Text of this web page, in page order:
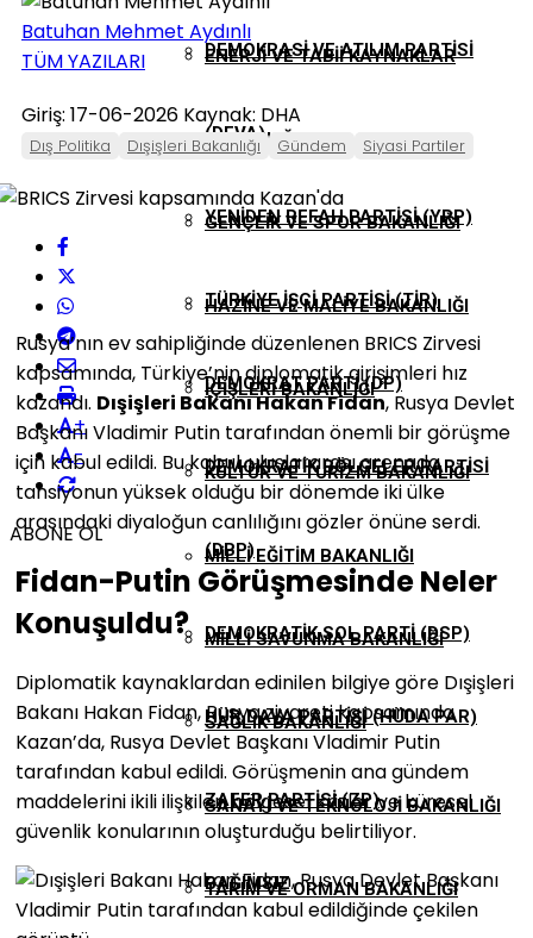
DEMOKRASI VE ATILIM PARTISI
(DEVA)
YENIDEN REFAH PARTISI (YRP)
TÜRKIYE İŞÇI PARTISI (TİP)
DEMOKRAT PARTI (DP)
DEMOKRATIK BÖLGELER PARTISI
(DBP)
DEMOKRATIK SOL PARTI (DSP)
HÜR DAVA PARTISI (HÜDA PAR)
ZAFER PARTISI (ZP)
BAĞIMSIZ
ENERJI VE TABII KAYNAKLAR
BAKANLIĞI
GENÇLIK VE SPOR BAKANLIĞI
HAZINE VE MALIYE BAKANLIĞI
İÇIŞLERI BAKANLIĞI
KÜLTÜR VE TURIZM BAKANLIĞI
MILLI EĞITIM BAKANLIĞI
MILLI SAVUNMA BAKANLIĞI
SAĞLIK BAKANLIĞI
SANAYI VE TEKNOLOJI BAKANLIĞI
TARIM VE ORMAN BAKANLIĞI
Batuhan Mehmet Aydınlı
TÜM YAZILARI
Giriş: 17-06-2026 Kaynak: DHA
Dış Politika Dışişleri Bakanlığı Gündem Siyasi Partiler
+
-
ABONE OL
Rusya’nın ev sahipliğinde düzenlenen BRICS Zirvesi
kapsamında, Türkiye’nin diplomatik girişimleri hız
kazandı. Dışişleri Bakanı Hakan Fidan, Rusya Devlet
Başkanı Vladimir Putin tarafından önemli bir görüşme
için kabul edildi. Bu kabul, uluslararası arenada
tansiyonun yüksek olduğu bir dönemde iki ülke
arasındaki diyaloğun canlılığını gözler önüne serdi.
Fidan-Putin Görüşmesinde Neler
Konuşuldu?
Diplomatik kaynaklardan edinilen bilgiye göre Dışişleri
Bakanı Hakan Fidan, Rusya ziyareti kapsamında
Kazan’da, Rusya Devlet Başkanı Vladimir Putin
tarafından kabul edildi. Görüşmenin ana gündem
maddelerini ikili ilişkiler, bölgesel krizler ve küresel
güvenlik konularının oluşturduğu belirtiliyor.